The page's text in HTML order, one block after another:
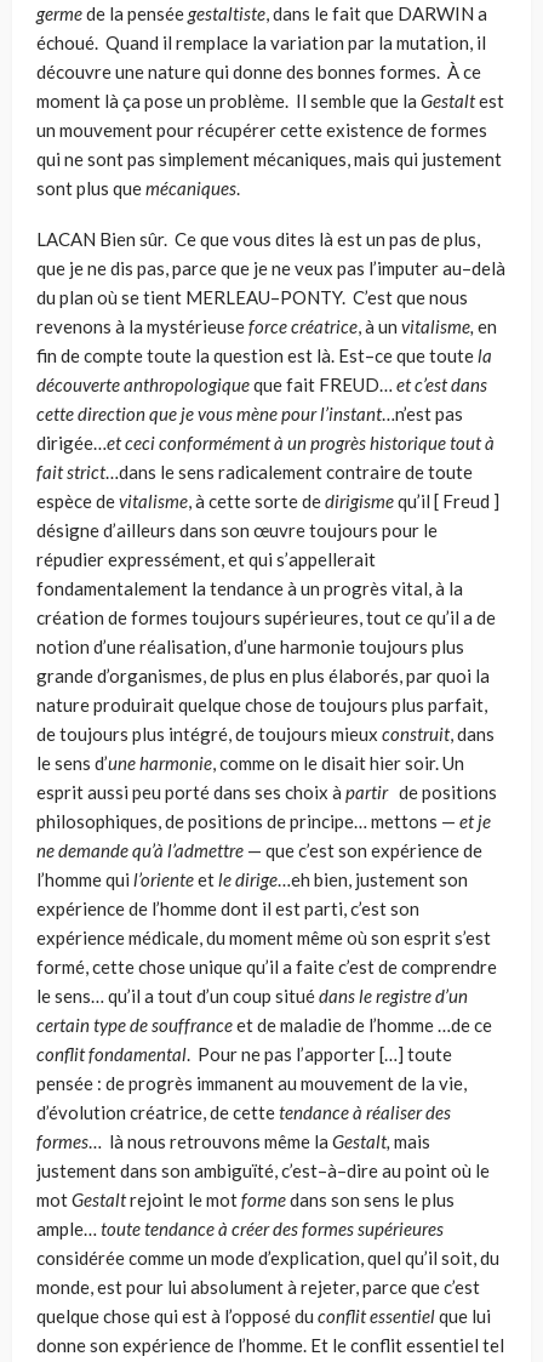
germede la penséegestaltiste, dans le fait que DARWIN a
échoué. Quand il remplace la variation par la mutation, il
découvre une nature qui donne des bonnes formes. À ce
moment là ça pose un problème. Il semble que la Gestaltest
un mouvement pour récupérer cette existence de formes
qui ne sont pas simplement mécaniques, mais qui justement
sont plus quemécaniques.
LACAN Bien sûr. Ce que vous dites là est un pas de plus,
que je ne dis pas, parce que je ne veux pas l’imputer au–delà
du plan où se tient MERLEAU–PONTY. C’est que nous
revenons à la mystérieuseforce créatrice, à un vitalisme, en
fin de compte toute la question est là. Est–ce que toutela
découverte anthropologiqueque fait FREUD… et c’est dans
cette direction que je vous mène pour l’instant…n’est pas
dirigée…et ceci conformément à un progrès historique tout à
fait strict…dans le sens radicalement contraire de toute
espèce devitalisme, à cette sorte dediri­gismequ’il [ Freud ]
désigne d’ailleurs dans son œuvre toujours pour le
répudier expres­sément, et qui s’appellerait
fondamentalement la tendance à un progrès vital, à la
création de formes toujours supérieures, tout ce qu’il a de
notion d’une réa­lisation, d’une harmonie toujours plus
grande d’organismes, de plus en plus éla­borés, par quoi la
nature produirait quelque chose de toujours plus parfait,
de toujours plus intégré, de toujours mieux construit, dans
le sens d’une harmo­nie, comme on le disait hier soir. Un
esprit aussi peu porté dans ses choix à par­tirde positions
philosophiques, de positions de principe… mettons — et je
ne demande qu’à l’admettre — que c’est son expérience de
l’homme qui l’orienteetle dirige…eh bien, justement son
expérience de l’homme dont il est parti, c’est son
expérience médicale, du moment même où son esprit s’est
formé, cette chose unique qu’il a faite c’est de comprendre
le sens… qu’il a tout d’un coup situédans le registre d’un
certain type de souffranceet de maladie de l’homme …de ce
conflit fondamental. Pour ne pas l’apporter […] toute
pensée : de progrès immanent au mouvement de la vie,
d’évolu­tion créatrice, de cettetendance à réaliser des
formes… là nous retrouvons même la Gestalt, mais
justement dans son ambiguïté, c’est–à–dire au point où le
motGestaltrejoint le motformedans son sens le plus
ample… toute tendan­ce à créer des formes supérieures
considérée comme un mode d’explication, quel qu’il soit, du
monde, est pour lui absolument à rejeter, parce que c’est
quelque chose qui est à l’opposé du conflit essentielque lui
donne son expérience de l’homme. Et le conflit essentiel tel